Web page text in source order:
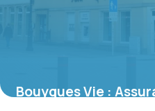
Bouygues Vie :